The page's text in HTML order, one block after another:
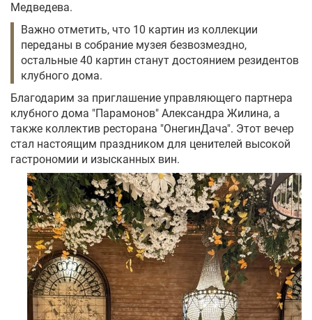
Медведева.
Важно отметить, что 10 картин из коллекции
переданы в собрание музея безвозмездно,
остальные 40 картин станут достоянием резидентов
клубного дома.
Благодарим за приглашение управляющего партнера
клубного дома "Парамонов" Александра Жилина, а
также коллектив ресторана "ОнегинДача". Этот вечер
стал настоящим праздником для ценителей высокой
гастрономии и изысканных вин.